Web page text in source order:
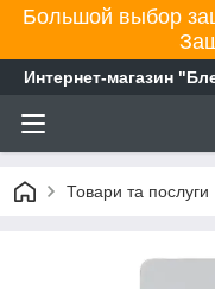
Большой выбор
Интернет-магазин
Товари та послуги